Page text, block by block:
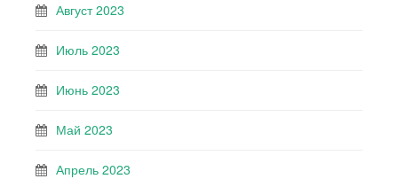
Август 2023
Июль 2023
Июнь 2023
Май 2023
Апрель 2023